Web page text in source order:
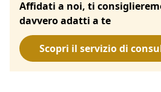
Affidati a noi, ti
davvero adatti a te
Scopri il servizio di